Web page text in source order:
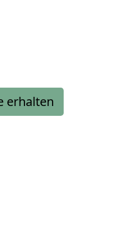
erhalten